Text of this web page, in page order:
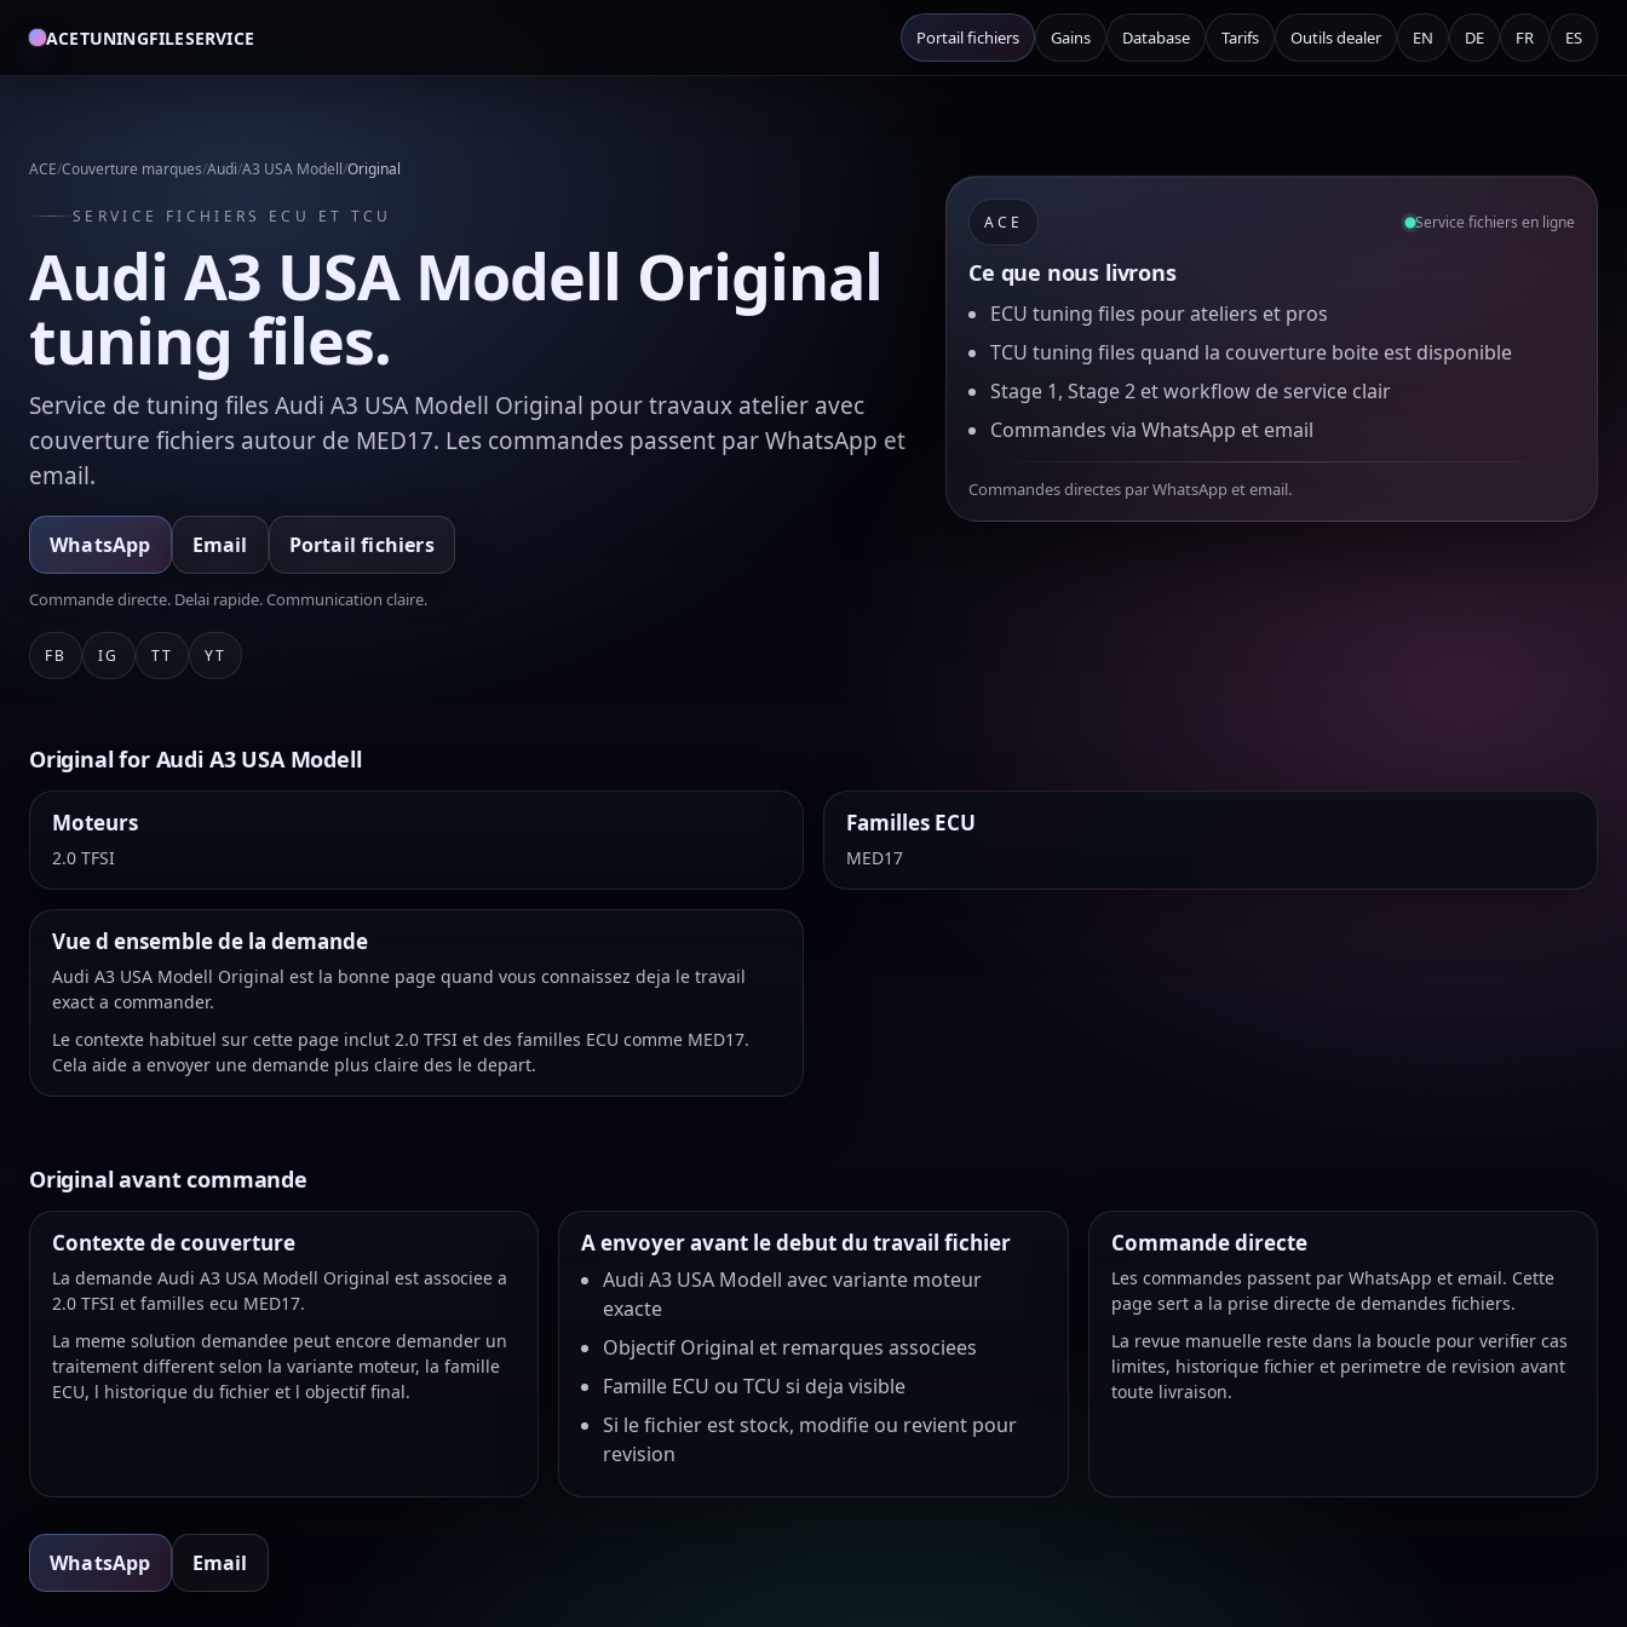
ACETUNINGFILESERVICE Portail fichiers Gains Database Tarifs Outils dealer EN DE FR ES
ACE/Couverture marques/Audi/A3 USA Modell/Original
SERVICE FICHIERS ECU ET TCU
Audi A3 USA Modell Original
tuning files.
Service de tuning files Audi A3 USA Modell Original pour travaux atelier avec
couverture fichiers autour de MED17. Les commandes passent par WhatsApp et
email.
WhatsApp Email Portail fichiers
Commande directe. Delai rapide. Communication claire.
FB IG TT YT
ACE Service fichiers en ligne
Ce que nous livrons
ECU tuning files pour ateliers et pros
TCU tuning files quand la couverture boite est disponible
Stage 1, Stage 2 et workflow de service clair
Commandes via WhatsApp et email
Commandes directes par WhatsApp et email.
Original for Audi A3 USA Modell
Moteurs
2.0 TFSI
Familles ECU
MED17
Vue d ensemble de la demande
Audi A3 USA Modell Original est la bonne page quand vous connaissez deja le travail
exact a commander.
Le contexte habituel sur cette page inclut 2.0 TFSI et des familles ECU comme MED17.
Cela aide a envoyer une demande plus claire des le depart.
Original avant commande
Contexte de couverture
La demande Audi A3 USA Modell Original est associee a
2.0 TFSI et familles ecu MED17.
La meme solution demandee peut encore demander un
traitement different selon la variante moteur, la famille
ECU, l historique du fichier et l objectif final.
A envoyer avant le debut du travail fichier
Audi A3 USA Modell avec variante moteur
exacte
Objectif Original et remarques associees
Famille ECU ou TCU si deja visible
Si le fichier est stock, modifie ou revient pour
revision
Commande directe
Les commandes passent par WhatsApp et email. Cette
page sert a la prise directe de demandes fichiers.
La revue manuelle reste dans la boucle pour verifier cas
limites, historique fichier et perimetre de revision avant
toute livraison.
WhatsApp Email